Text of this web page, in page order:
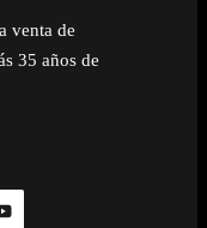
venta de
35 años de